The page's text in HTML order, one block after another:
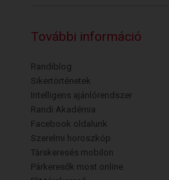
További információ
Randiblog
Sikertörténetek
Intelligens ajánlórendszer
Randi Akadémia
Facebook oldalunk
Szerelmi horoszkóp
Társkeresés mobilon
Párkeresők most online